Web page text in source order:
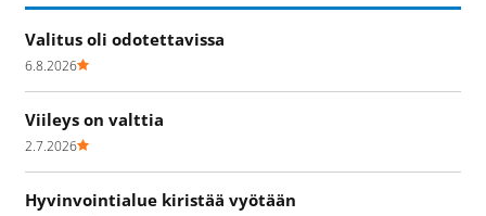
Valitus oli odotettavissa
6.8.2026
Viileys on valttia
2.7.2026
Hyvinvointialue kiristää vyötään